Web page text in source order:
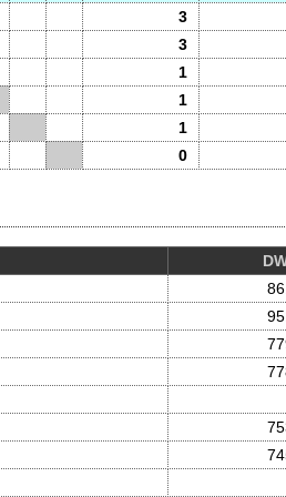
3
3
1
1
1
0